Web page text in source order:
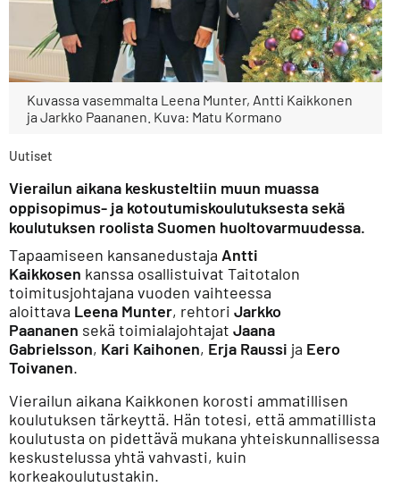
Kuvassa vasemmalta Leena Munter, Antti Kaikkonen
ja Jarkko Paananen. Kuva: Matu Kormano
Uutiset
Vierailun aikana keskusteltiin muun muassa
oppisopimus- ja kotoutumiskoulutuksesta sekä
koulutuksen roolista Suomen huoltovarmuudessa.
Tapaamiseen kansanedustaja Antti
Kaikkosen kanssa osallistuivat Taitotalon
toimitusjohtajana vuoden vaihteessa
aloittava Leena Munter, rehtori Jarkko
Paananen sekä toimialajohtajat Jaana
Gabrielsson, Kari Kaihonen, Erja Raussi ja Eero
Toivanen.
Vierailun aikana Kaikkonen korosti ammatillisen
koulutuksen tärkeyttä. Hän totesi, että ammatillista
koulutusta on pidettävä mukana yhteiskunnallisessa
keskustelussa yhtä vahvasti, kuin
korkeakoulutustakin.